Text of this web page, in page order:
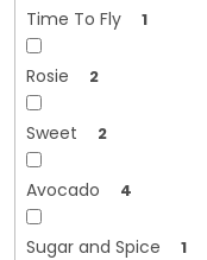
Time To Fly 1
Rosie 2
Sweet 2
Avocado 4
Sugar and Spice 1